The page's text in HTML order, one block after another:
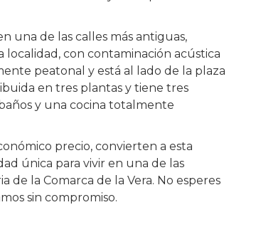
una de las calles más antiguas,
localidad, con contaminación acústica
peatonal y está al lado de la plaza
en tres plantas y tiene tres
y una cocina totalmente
precio, convierten a esta
única para vivir en una de las
de la Comarca de la Vera. No esperes
sin compromiso.